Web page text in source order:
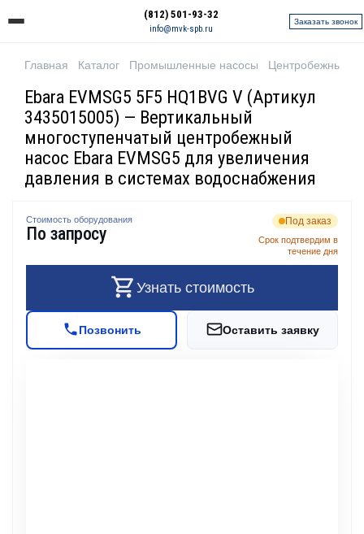
(812) 501-93-32
info@mvk-spb.ru
Заказать звонок
Главная Каталог Промышленные насосы Центробежные
Ebara EVMSG5 5F5 HQ1BVG V (Артикул
3435015005) — Вертикальный
многоступенчатый центробежный
насос Ebara EVMSG5 для увеличения
давления в системах водоснабжения
Стоимость оборудования
По запросу
Под заказ
Срок подтвердим в
течение дня
Узнать стоимость
Позвонить Оставить заявку